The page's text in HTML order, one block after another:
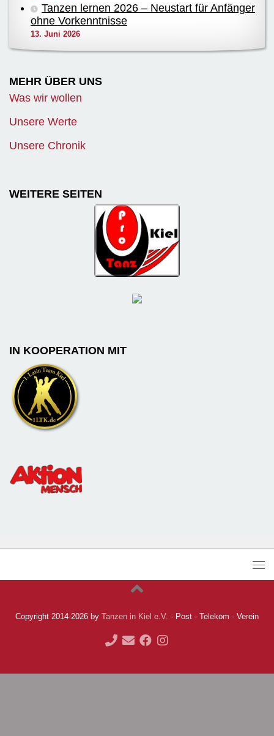
Tanzen lernen 2026 – Neustart für Anfänger
ohne Vorkenntnisse
13. Juni 2026
MEHR ÜBER UNS
Was wir wollen
Unsere Werte
Unsere Chronik
WEITERE SEITEN
IN KOOPERATION MIT
Copyright 2014-2026 by Tanzen in Kiel e.V. - Post - Telekom - Verein